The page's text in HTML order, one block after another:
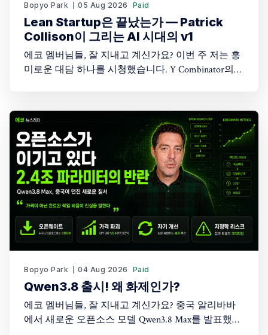
Bopyo Park 05 Aug 2026 Paid
Lean Startup은 끝났는가 — Patrick
Collison이 그리는 AI 시대의 v1
에코 멤버님들, 잘 지내고 계신가요? 이번 주 저는 흥
미로운 대담 하나를 시청했습니다. Y Combinator의
람은 20년 전 함께 창업했던 오랜 동료이고, 이 대담
은 그들이 처음 만난 시절부터 지금 AI가 뒤흔드는 지
금까지 시대를 관통하는 대화였습니다. 특히
Bopyo Park 04 Aug 2026 Paid
Qwen3.8 출시! 왜 화제인가?
에코 멤버님들, 잘 지내고 계신가요? 중국 알리바바
에서 새로운 오픈소스 모델 Qwen3.8 Max를 발표했습